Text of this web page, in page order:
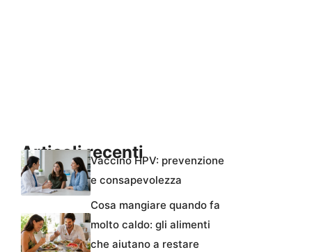
Articoli recentiVaccino HPV: prevenzione
e consapevolezza
Cosa mangiare quando fa
molto caldo: gli alimenti
che aiutano a restare